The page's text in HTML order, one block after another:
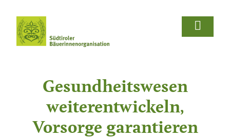


Bäuerin des Jahres
Für Bäuerinnen

Aus- und Weiterbildung
Reiseangebote
Von Bäuerinnen

Bastelanleitungen



Schulprojekte







Gesundheitswesen
weiterentwickeln,
Vorsorge garantieren